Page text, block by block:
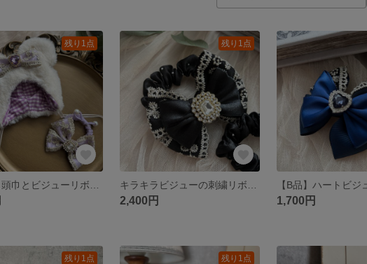
残り1点 残り1点
2,400円 1,700円
残り1点 残り1点